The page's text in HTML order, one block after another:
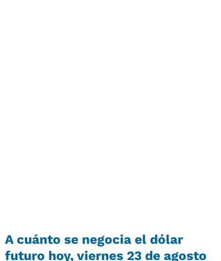
A cuánto se negocia el dólar
futuro hoy, viernes 23 de agosto